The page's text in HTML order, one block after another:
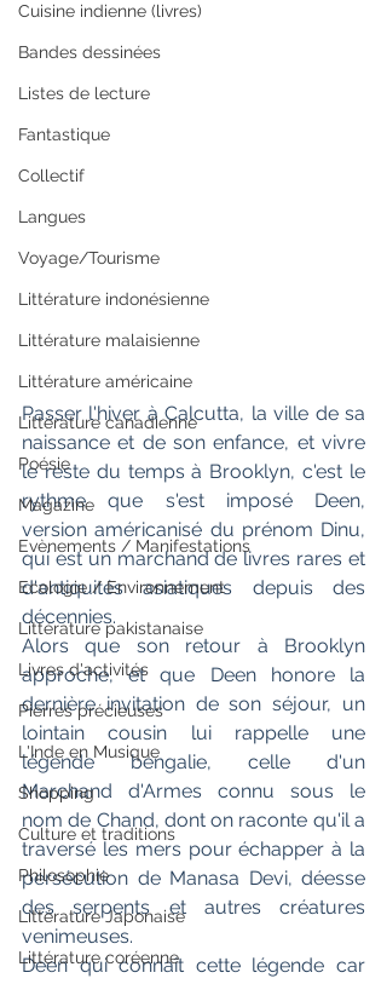
Cuisine indienne (livres)
Bandes dessinées
Listes de lecture
Fantastique
Collectif
Langues
Voyage/Tourisme
Littérature indonésienne
Littérature malaisienne
Littérature américaine
Littérature canadienne
Poésie
Magazine
Evènements / Manifestations
Ecologie / Environnement
Littérature pakistanaise
Livres d'activités
Pierres précieuses
L'Inde en Musique
Shopping
Culture et traditions
Philosophie
Littérature Japonaise
Littérature coréenne
Passer l'hiver à Calcutta, la ville de sa
naissance et de son enfance, et vivre
le reste du temps à Brooklyn, c'est le
rythme que s'est imposé Deen,
version américanisé du prénom Dinu,
qui est un marchand de livres rares et
d'antiquités asiatiques depuis des
décennies.
Alors que son retour à Brooklyn
approche, et que Deen honore la
dernière invitation de son séjour, un
lointain cousin lui rappelle une
légende bengalie, celle d'un
Marchand d'Armes connu sous le
nom de Chand, dont on raconte qu'il a
traversé les mers pour échapper à la
persécution de Manasa Devi, déesse
des serpents et autres créatures
venimeuses.
Deen qui connaît cette légende car